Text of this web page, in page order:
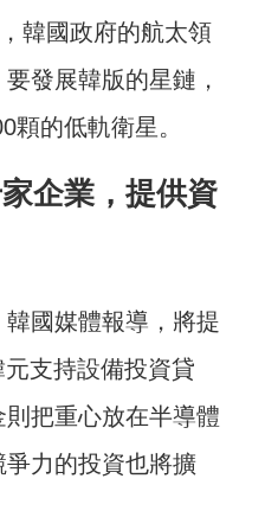
韓國政府的航太領
發展韓版的星鏈，
顆的低軌衛星。
企業，提供資
國媒體報導，將提
支持設備投資貸
把重心放在半導體
力的投資也將擴